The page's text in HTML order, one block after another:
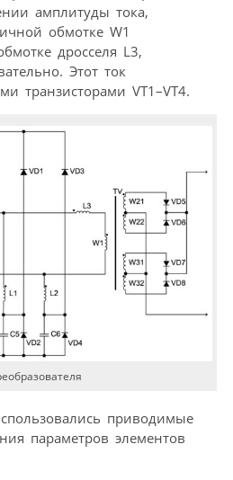
амплитуды тока,
обмотке W1
дросселя L3,
Этот ток
транзисторами VT1–VT4.
приводимые
параметров элементов